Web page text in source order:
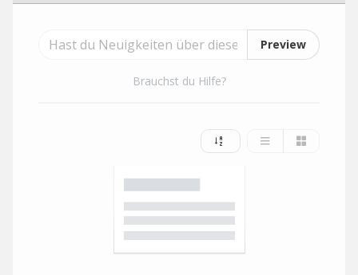
Preview
Brauchst du Hilfe?